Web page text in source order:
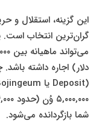
این گزینه، استقلال و
گران‌ترین انتخاب
دلار) اجاره داشته
شما بازگردانده می‌شود.